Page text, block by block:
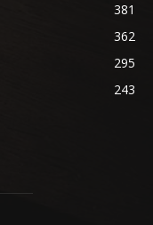
381
362
295
243